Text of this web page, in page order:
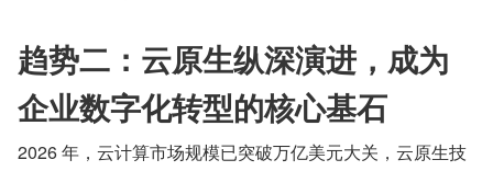
趋势二：云原生纵深演进，成为
企业数字化转型的核心基石
2026 年，云计算市场规模已突破万亿美元大关，云原生技